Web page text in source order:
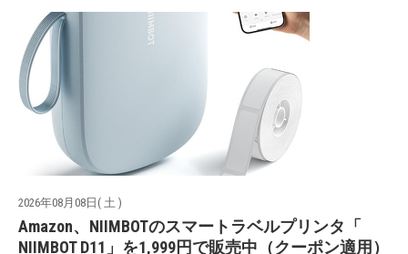
2026年08月08日( 土 )
Amazon、NIIMBOTのスマートラベルプリンタ「
NIIMBOT D11」を1,999円で販売中（クーポン適用）